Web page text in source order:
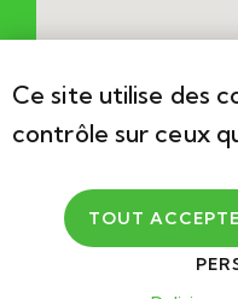
Association
Ce site utilise des
contrôle sur ceux
TOUT